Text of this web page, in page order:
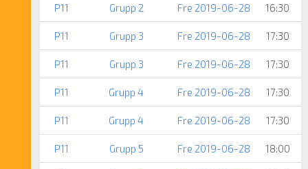
P11 Grupp 2 Fre 2019-06-28 16:30
P11 Grupp 3 Fre 2019-06-28 17:30
P11 Grupp 3 Fre 2019-06-28 17:30
P11 Grupp 4 Fre 2019-06-28 17:30
P11 Grupp 4 Fre 2019-06-28 17:30
P11 Grupp 5 Fre 2019-06-28 18:00